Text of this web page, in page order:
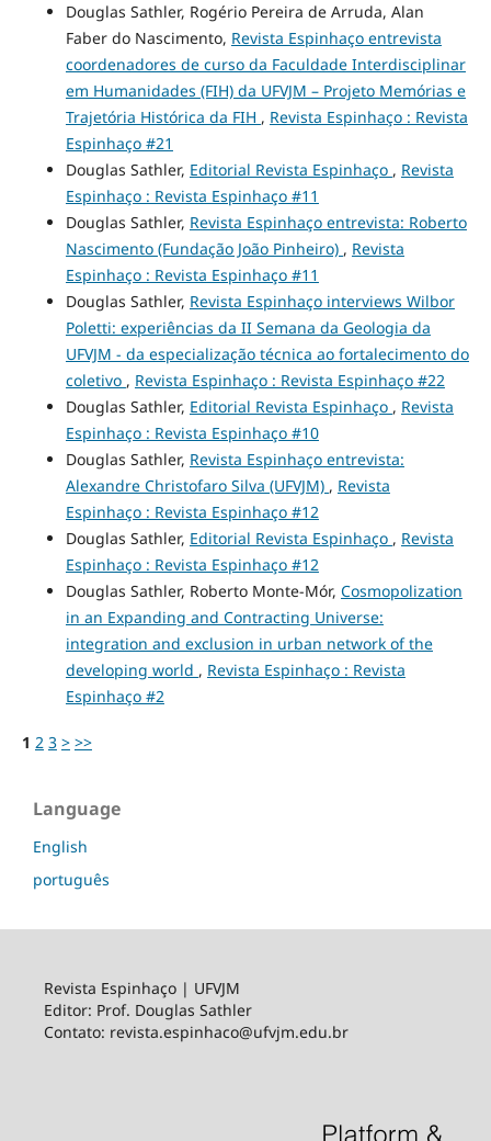
Douglas Sathler, Rogério Pereira de Arruda, Alan
Faber do Nascimento, Revista Espinhaço entrevista
coordenadores de curso da Faculdade Interdisciplinar
em Humanidades (FIH) da UFVJM – Projeto Memórias e
Trajetória Histórica da FIH , Revista Espinhaço : Revista
Espinhaço #21
Douglas Sathler, Editorial Revista Espinhaço , Revista
Espinhaço : Revista Espinhaço #11
Douglas Sathler, Revista Espinhaço entrevista: Roberto
Nascimento (Fundação João Pinheiro) , Revista
Espinhaço : Revista Espinhaço #11
Douglas Sathler, Revista Espinhaço interviews Wilbor
Poletti: experiências da II Semana da Geologia da
UFVJM - da especialização técnica ao fortalecimento do
coletivo , Revista Espinhaço : Revista Espinhaço #22
Douglas Sathler, Editorial Revista Espinhaço , Revista
Espinhaço : Revista Espinhaço #10
Douglas Sathler, Revista Espinhaço entrevista:
Alexandre Christofaro Silva (UFVJM) , Revista
Espinhaço : Revista Espinhaço #12
Douglas Sathler, Editorial Revista Espinhaço , Revista
Espinhaço : Revista Espinhaço #12
Douglas Sathler, Roberto Monte-Mór, Cosmopolization
in an Expanding and Contracting Universe:
integration and exclusion in urban network of the
developing world , Revista Espinhaço : Revista
Espinhaço #2
1 2 3 > >>
Language
English
português
Revista Espinhaço | UFVJM
Editor: Prof. Douglas Sathler
Contato: revista.espinhaco@ufvjm.edu.br